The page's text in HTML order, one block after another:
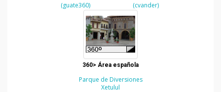
(guate360)
(cvander)
360> Área española
Parque de Diversiones
Xetulul